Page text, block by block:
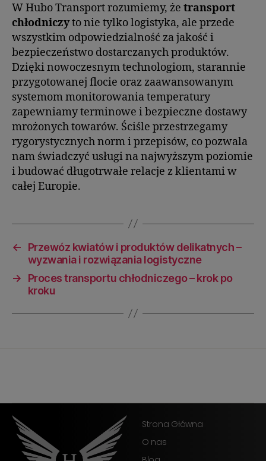
W Hubo Transport rozumiemy, że transport
chłodniczyto nie tylko logistyka, ale przede
wszystkim odpowiedzialność za jakość i
bezpieczeństwo dostarczanych produktów.
Dzięki nowoczesnym technologiom, starannie
przygotowanej flocie oraz zaawansowanym
systemom monitorowania temperatury
zapewniamy terminowe i bezpieczne dostawy
mrożonych towarów. Ściśle przestrzegamy
rygorystycznych norm i przepisów, co pozwala
nam świadczyć usługi na najwyższym poziomie
i budować długotrwałe relacje z klientami w
całej Europie.
←
Przewóz kwiatów i produktów delikatnych –
wyzwania i rozwiązania logistyczne
→
Proces transportu chłodniczego – krok po
kroku
Strona Główna
O nas